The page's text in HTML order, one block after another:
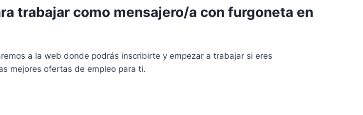
trabajar como mensajero/a con furgoneta en
a la web donde podrás inscribirte y empezar a trabajar si eres
mejores ofertas de empleo para ti.